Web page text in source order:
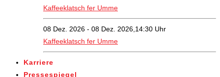
Kaffeeklatsch fer Umme
08 Dez. 2026 - 08 Dez. 2026,14:30 Uhr
Kaffeeklatsch fer Umme
Karriere
Pressespiegel